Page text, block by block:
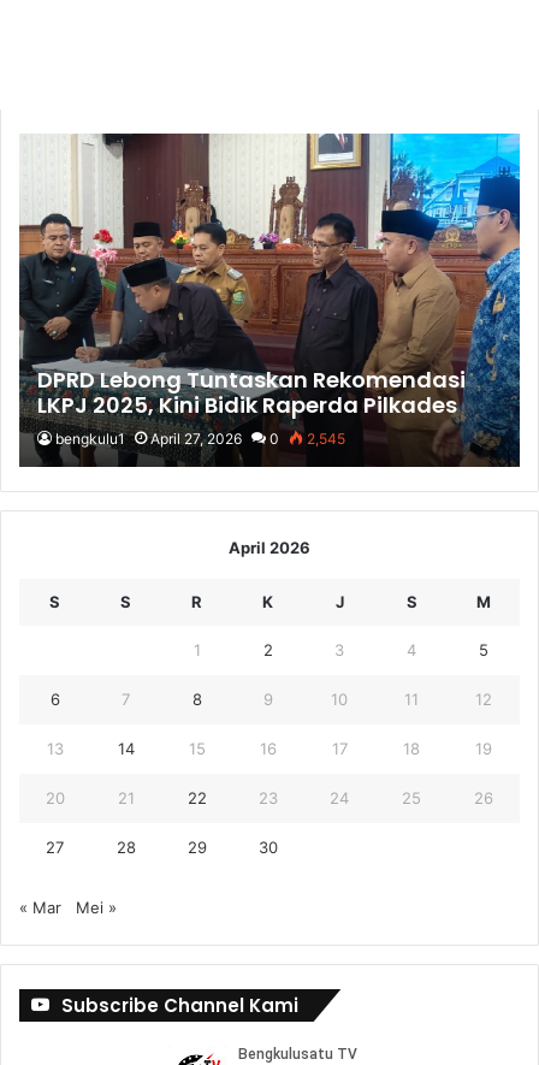
DPRD Lebong Tuntaskan Rekomendasi
LKPJ 2025, Kini Bidik Raperda Pilkades
Serentak
bengkulu1 April 27, 2026 0 2,545
April 2026
S S R K J S M
1 2 3 4 5
6 7 8 9 10 11 12
13 14 15 16 17 18 19
20 21 22 23 24 25 26
27 28 29 30
« Mar Mei »
Subscribe Channel Kami